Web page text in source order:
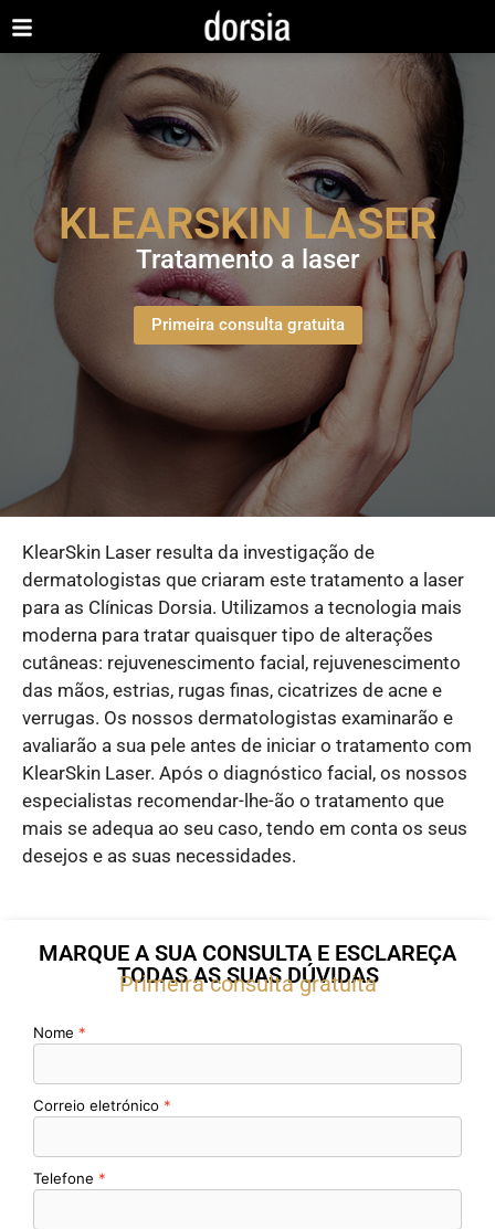
KLEARSKIN LASER
Tratamento a laser
Primeira consulta gratuita
KlearSkin Laser resulta da investigação de
dermatologistas que criaram este tratamento a laser
para as Clínicas Dorsia. Utilizamos a tecnologia mais
moderna para tratar quaisquer tipo de alterações
cutâneas: rejuvenescimento facial, rejuvenescimento
das mãos, estrias, rugas finas, cicatrizes de acne e
verrugas. Os nossos dermatologistas examinarão e
avaliarão a sua pele antes de iniciar o tratamento com
KlearSkin Laser. Após o diagnóstico facial, os nossos
especialistas recomendar-lhe-ão o tratamento que
mais se adequa ao seu caso, tendo em conta os seus
desejos e as suas necessidades.
MARQUE A SUA CONSULTA E ESCLAREÇA
TODAS AS SUAS DÚVIDAS
Primeira consulta gratuita
Nome
Correio eletrónico
Telefone